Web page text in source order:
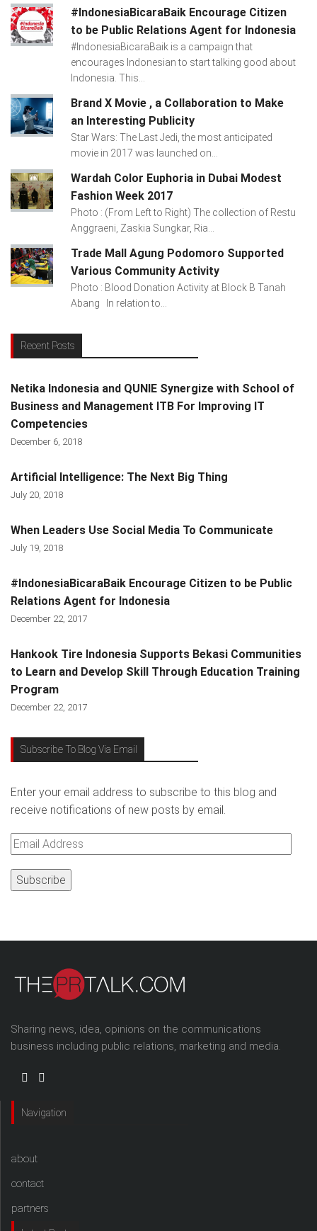
#IndonesiaBicaraBaik Encourage Citizen
to be Public Relations Agent for Indonesia
#IndonesiaBicaraBaik is a campaign that
encourages Indonesian to start talking good about
Indonesia. This...
Brand X Movie , a Collaboration to Make
an Interesting Publicity
Star Wars: The Last Jedi, the most anticipated
movie in 2017 was launched on...
Wardah Color Euphoria in Dubai Modest
Fashion Week 2017
Photo : (From Left to Right) The collection of Restu
Anggraeni, Zaskia Sungkar, Ria...
Trade Mall Agung Podomoro Supported
Various Community Activity
Photo : Blood Donation Activity at Block B Tanah
Abang In relation to...
Recent Posts
Netika Indonesia and QUNIE Synergize with School of
Business and Management ITB For Improving IT
Competencies
December 6, 2018
Artificial Intelligence: The Next Big Thing
July 20, 2018
When Leaders Use Social Media To Communicate
July 19, 2018
#IndonesiaBicaraBaik Encourage Citizen to be Public
Relations Agent for Indonesia
December 22, 2017
Hankook Tire Indonesia Supports Bekasi Communities
to Learn and Develop Skill Through Education Training
Program
December 22, 2017
Subscribe To Blog Via Email
Enter your email address to subscribe to this blog and
receive notifications of new posts by email.
Email
Sharing news, idea, opinions on the communications
business including public relations, marketing and media.
Navigation
about
contact
partners